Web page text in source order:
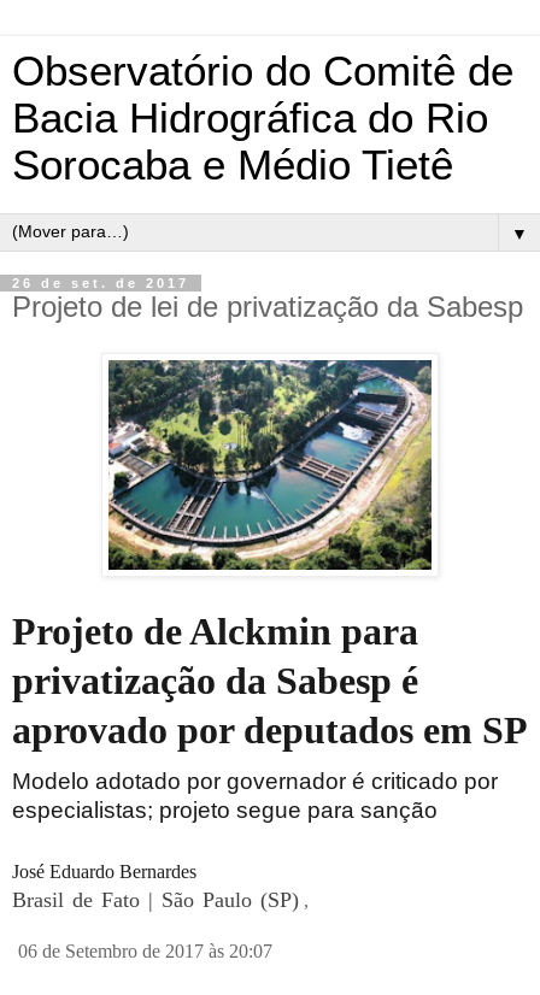
Observatório do Comitê de
Bacia Hidrográfica do Rio
Sorocaba e Médio Tietê
▼
26 de set. de 2017
Projeto de lei de privatização da Sabesp
Projeto de Alckmin para
privatização da Sabesp é
aprovado por deputados em SP
Modelo adotado por governador é criticado por
especialistas; projeto segue para sanção
José Eduardo Bernardes
Brasil de Fato | São Paulo (SP) ,
06 de Setembro de 2017 às 20:07